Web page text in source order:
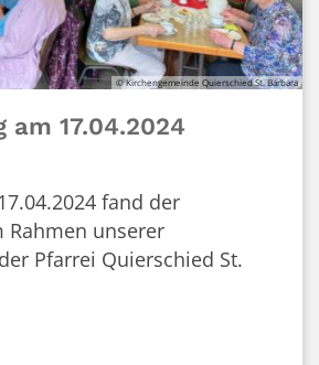
© Kirchengemeinde Quierschied St. Barbara
am 17.04.2024
fand der
Rahmen unserer
Pfarrei Quierschied St.